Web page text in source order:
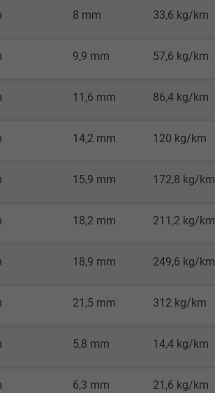
von Google für Website-Analysen.
Analytics
von Google für Website-Analysen.
die Website nutzt.
4852692-1, Google Analytics
LLC
8 mm 33,6 kg/km
9,9 mm 57,6 kg/km
11,6 mm 86,4 kg/km
14,2 mm 120 kg/km
15,9 mm 172,8 kg/km
18,2 mm 211,2 kg/km
18,9 mm 249,6 kg/km
21,5 mm 312 kg/km
5,8 mm 14,4 kg/km
6,3 mm 21,6 kg/km